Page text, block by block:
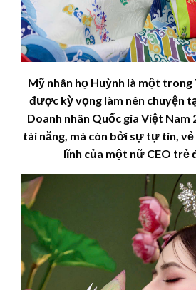
Mỹ nhân họ Huỳnh là một trong
được kỳ vọng làm nên chuyện
Doanh nhân Quốc gia Việt Nam
tài năng, mà còn bởi sự tự tin,
lĩnh của một nữ CEO trẻ